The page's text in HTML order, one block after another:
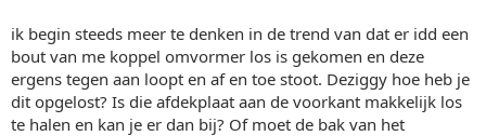
ik begin steeds meer te denken in de trend van dat er idd een
bout van me koppel omvormer los is gekomen en deze
ergens tegen aan loopt en af en toe stoot. Deziggy hoe heb je
dit opgelost? Is die afdekplaat aan de voorkant makkelijk los
te halen en kan je er dan bij? Of moet de bak van het